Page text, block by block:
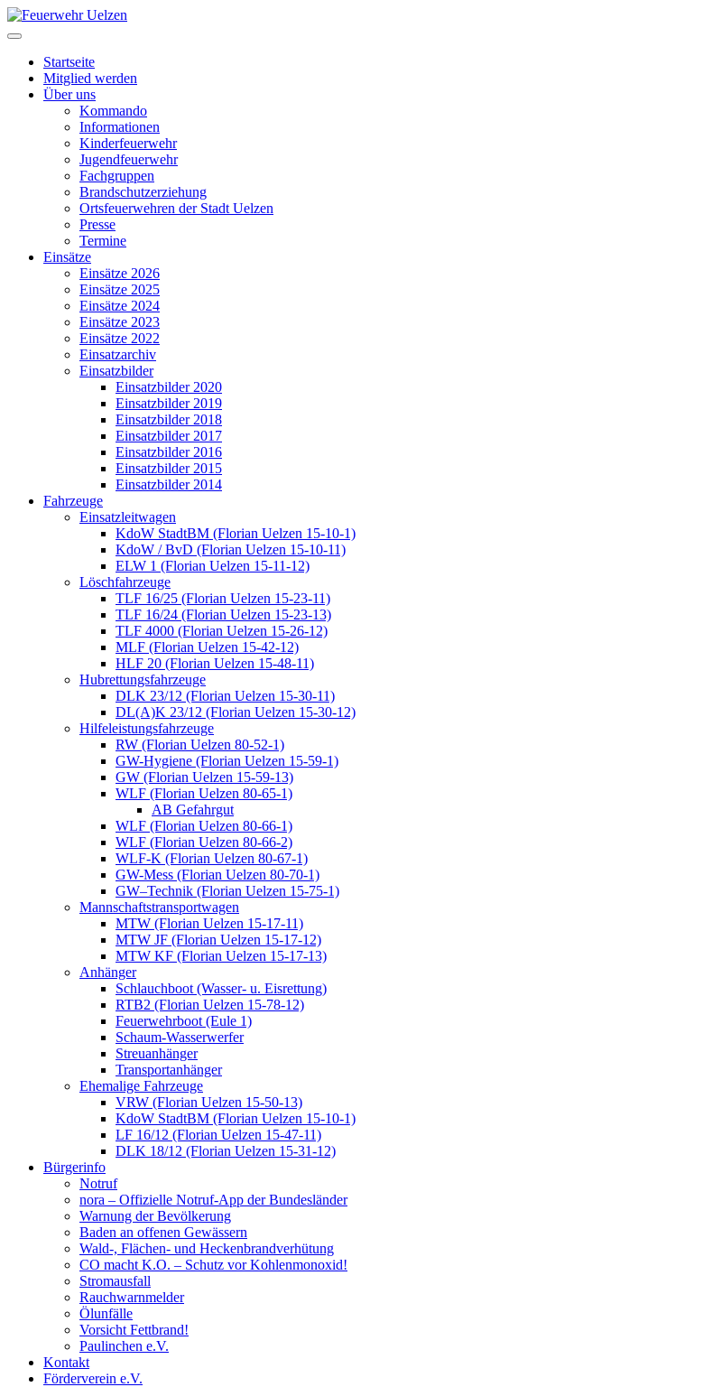
Startseite
Mitglied werden
Über uns
Kommando
Informationen
Kinderfeuerwehr
Jugendfeuerwehr
Fachgruppen
Brandschutzerziehung
Ortsfeuerwehren der Stadt Uelzen
Presse
Termine
Einsätze
Einsätze 2026
Einsätze 2025
Einsätze 2024
Einsätze 2023
Einsätze 2022
Einsatzarchiv
Einsatzbilder
Einsatzbilder 2020
Einsatzbilder 2019
Einsatzbilder 2018
Einsatzbilder 2017
Einsatzbilder 2016
Einsatzbilder 2015
Einsatzbilder 2014
Fahrzeuge
Einsatzleitwagen
KdoW StadtBM (Florian Uelzen 15-10-1)
KdoW / BvD (Florian Uelzen 15-10-11)
ELW 1 (Florian Uelzen 15-11-12)
Löschfahrzeuge
TLF 16/25 (Florian Uelzen 15-23-11)
TLF 16/24 (Florian Uelzen 15-23-13)
TLF 4000 (Florian Uelzen 15-26-12)
MLF (Florian Uelzen 15-42-12)
HLF 20 (Florian Uelzen 15-48-11)
Hubrettungsfahrzeuge
DLK 23/12 (Florian Uelzen 15-30-11)
DL(A)K 23/12 (Florian Uelzen 15-30-12)
Hilfeleistungsfahrzeuge
RW (Florian Uelzen 80-52-1)
GW-Hygiene (Florian Uelzen 15-59-1)
GW (Florian Uelzen 15-59-13)
WLF (Florian Uelzen 80-65-1)
AB Gefahrgut
WLF (Florian Uelzen 80-66-1)
WLF (Florian Uelzen 80-66-2)
WLF-K (Florian Uelzen 80-67-1)
GW-Mess (Florian Uelzen 80-70-1)
GW–Technik (Florian Uelzen 15-75-1)
Mannschaftstransportwagen
MTW (Florian Uelzen 15-17-11)
MTW JF (Florian Uelzen 15-17-12)
MTW KF (Florian Uelzen 15-17-13)
Anhänger
Schlauchboot (Wasser- u. Eisrettung)
RTB2 (Florian Uelzen 15-78-12)
Feuerwehrboot (Eule 1)
Schaum-Wasserwerfer
Streuanhänger
Transportanhänger
Ehemalige Fahrzeuge
VRW (Florian Uelzen 15-50-13)
KdoW StadtBM (Florian Uelzen 15-10-1)
LF 16/12 (Florian Uelzen 15-47-11)
DLK 18/12 (Florian Uelzen 15-31-12)
Bürgerinfo
Notruf
nora – Offizielle Notruf-App der Bundesländer
Warnung der Bevölkerung
Baden an offenen Gewässern
Wald-, Flächen- und Heckenbrandverhütung
CO macht K.O. – Schutz vor Kohlenmonoxid!
Stromausfall
Rauchwarnmelder
Ölunfälle
Vorsicht Fettbrand!
Paulinchen e.V.
Kontakt
Förderverein e.V.